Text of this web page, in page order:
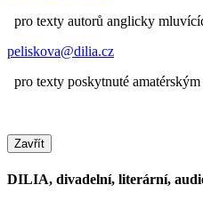
pro texty autorů anglicky
peliskova@dilia.cz
pro texty poskytnuté
Zavřít
DILIA, divadelní, literární,